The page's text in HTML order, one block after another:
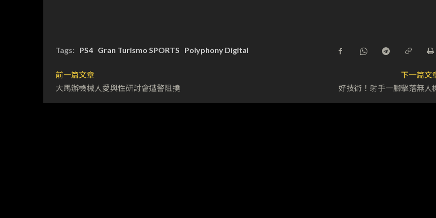
Tags: PS4 Gran Turismo SPORTS Polyphony Digital
前一篇文章
大馬辦機械人愛與性研討會遭警阻撓
下一篇文
好技術！射手一腳擊落無人